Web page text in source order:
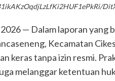
— Dalam laporan yang
Kecamatan
keras tanpa izin resmi.
melanggar ketentuan